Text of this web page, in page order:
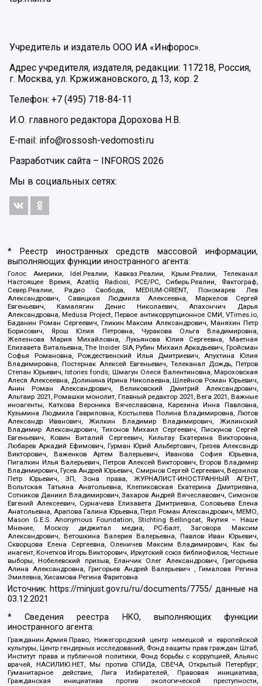
Учредитель и издатель ООО ИА «Инфорос».
Адрес учредителя, издателя, редакции: 117218, Россия,
г. Москва, ул. Кржижановского, д.13, кор. 2
Телефон: +7 (495) 718-84-11
И.О. главного редактора Дорохова Н.В.
E-mail: info@rossosh-vedomosti.ru
Разработчик сайта – INFOROS 2026
Мы в социальных сетях:
* Реестр иностранных средств массовой информации,
выполняющих функции иностранного агента:
Голос Америки, Idel.Реалии, Кавказ.Реалии, Крым.Реалии, Телеканал
Настоящее Время, Azatliq Radiosi, PCE/PC, Сибирь.Реалии, Фактограф,
Север.Реалии, Радио Свобода, MEDIUM-ORIENT, Пономарев Лев
Александрович, Савицкая Людмила Алексеевна, Маркелов Сергей
Евгеньевич, Камалягин Денис Николаевич, Апахончич Дарья
Александровна, Medusa Project, Первое антикоррупционное СМИ, VTimes.io,
Баданин Роман Сергеевич, Гликин Максим Александрович, Маняхин Петр
Борисович, Ярош Юлия Петровна, Чуракова Ольга Владимировна,
Железнова Мария Михайловна, Лукьянова Юлия Сергеевна, Маетная
Елизавета Витальевна, The Insider SIA, Рубин Михаил Аркадьевич, Гройсман
Софья Романовна, Рождественский Илья Дмитриевич, Апухтина Юлия
Владимировна, Постернак Алексей Евгеньевич, Телеканал Дождь, Петров
Степан Юрьевич, Istories fonds, Шмагун Олеся Валентиновна, Мароховская
Алеся Алексеевна, Долинина Ирина Николаевна, Шлейнов Роман Юрьевич,
Анин Роман Александрович, Великовский Дмитрий Александрович,
Альтаир 2021, Ромашки монолит, Главный редактор 2021, Вега 2021, Важные
иноагенты, Каткова Вероника Вячеславовна, Карезина Инна Павловна,
Кузьмина Людмила Гавриловна, Костылева Полина Владимировна, Лютов
Александр Иванович, Жилкин Владимир Владимирович, Жилинский
Владимир Александрович, Тихонов Михаил Сергеевич, Пискунов Сергей
Евгеньевич, Ковин Виталий Сергеевич, Кильтау Екатерина Викторовна,
Любарев Аркадий Ефимович, Гурман Юрий Альбертович, Грезев Александр
Викторович, Важенков Артем Валерьевич, Иванова София Юрьевна,
Пигалкин Илья Валерьевич, Петров Алексей Викторович, Егоров Владимир
Владимирович, Гусев Андрей Юрьевич, Смирнов Сергей Сергеевич, Верзилов
Петр Юрьевич, ЗП, Зона права, ЖУРНАЛИСТ-ИНОСТРАННЫЙ АГЕНТ,
Вольтская Татьяна Анатольевна, Клепиковская Екатерина Дмитриевна,
Сотников Даниил Владимирович, Захаров Андрей Вячеславович, Симонов
Евгений Алексеевич, Сурначева Елизавета Дмитриевна, Соловьева Елена
Анатольевна, Арапова Галина Юрьевна, Перл Роман Александрович, МЕМО,
Mason G.E.S. Anonymous Foundation, Stichting Bellingcat, Якутия – Наше
Мнение, Москоу диджитал медиа, РС-Балт, Заговора Максим
Александрович, Ветошкина Валерия Валерьевна, Павлов Иван Юрьевич,
Скворцова Елена Сергеевна, Оленичев Максим Владимирович, Как бы
инагент, Кочетков Игорь Викторович, Иркутский союз библиофилов, Честные
выборы, Нобелевский призыв, Еланчик Олег Александрович, Григорьева
Алина Александровна, Григорьев Андрей Валерьевич , Гималова Регина
Эмилевна, Хисамова Регина Фаритовна
Источник: https://minjust.gov.ru/ru/documents/7755/ данные на
03.12.2021
* Сведения реестра НКО, выполняющих функции
иностранного агента:
Гражданин.Армия.Право, Нижегородский центр немецкой и европейской
культуры, Центр гендерных исследований, Фонд защиты прав граждан Штаб,
Институт права и публичной политики, Фонд борьбы с коррупцией, Альянс
врачей, НАСИЛИЮ.НЕТ, Мы против СПИДа, СВЕЧА, Открытый Петербург,
Гуманитарное действие, Лига Избирателей, Правовая инициатива,
Гражданская инициатива против экологической преступности,